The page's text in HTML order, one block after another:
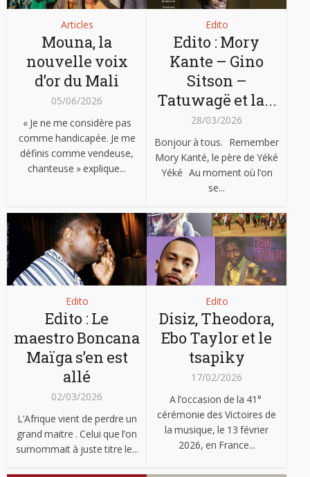
Articles
Mouna, la
nouvelle voix
d’or du Mali
05/06/2026
« Je ne me considère pas
comme handicapée. Je me
définis comme vendeuse,
chanteuse » explique...
Edito
Edito : Mory
Kante – Gino
Sitson –
Tatuwagë et la...
28/03/2026
Bonjour à tous. Remember
Mory Kanté, le père de Yéké
Yéké Au moment où l’on
se...
Edito
Edito : Le
maestro Boncana
Maïga s’en est
allé
02/03/2026
L’Afrique vient de perdre un
grand maitre . Celui que l’on
surnommait à juste titre le...
Edito
Disiz, Theodora,
Ebo Taylor et le
tsapiky
17/02/2026
A l’occasion de la 41°
cérémonie des Victoires de
la musique, le 13 février
2026, en France...